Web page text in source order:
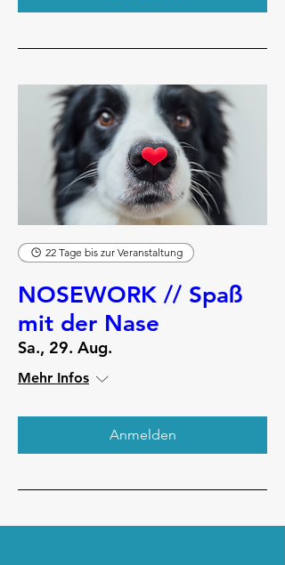
22 Tage bis zur Veranstaltung
NOSEWORK // Spaß
mit der Nase
Sa., 29. Aug.
Mehr Infos
Anmelden